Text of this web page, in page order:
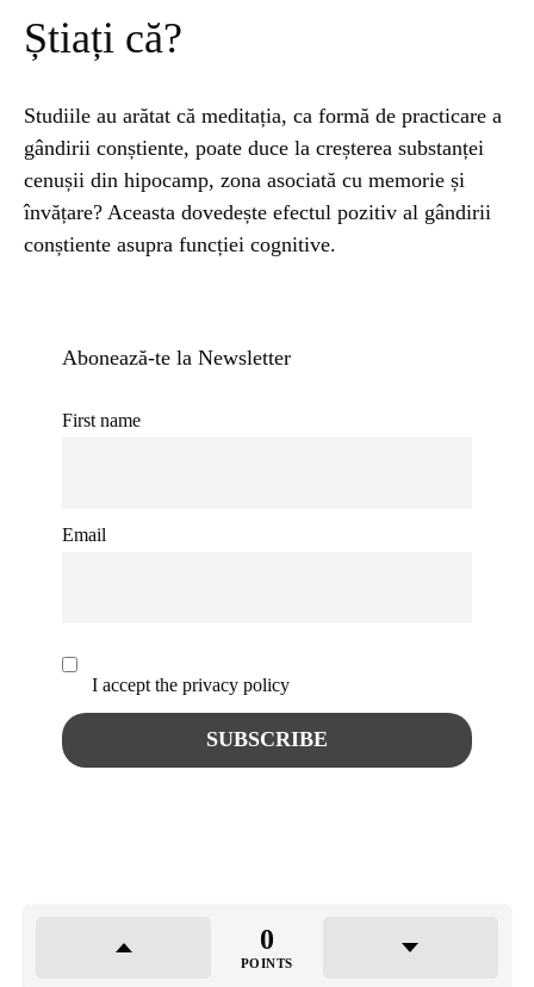
Știați că?
Studiile au arătat că meditația, ca formă de practicare a
gândirii conștiente, poate duce la creșterea substanței
cenușii din hipocamp, zona asociată cu memorie și
învățare? Aceasta dovedește efectul pozitiv al gândirii
conștiente asupra funcției cognitive.
Abonează-te la Newsletter
First name
Email
I accept the privacy policy
0
POINTS